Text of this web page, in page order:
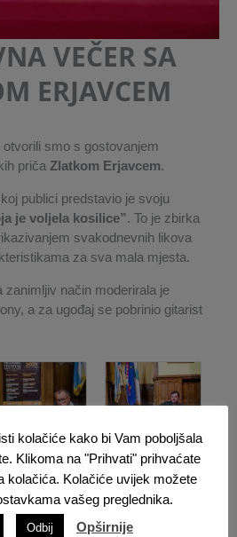
VEČER SA
ERJAVCEM
smo s gostovanjem
priča Zlatkom Erjavcem.
publici predstavio je svoju
je voljela kosilice”. To je zbirka
svakodnevnih likova
za sva mala mjesta.
zanimljiv način moderirala je
a za ugođaj se pobrinio gitarist
kolačiće kako bi Vam poboljšala
Klikoma na "Prihvati" prihvaćate
kolačića. Kolačiće uvijek možete
vašeg preglednika.
Odbij Opširnije